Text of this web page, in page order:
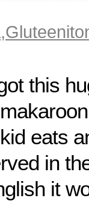
,
this
eats
in
it